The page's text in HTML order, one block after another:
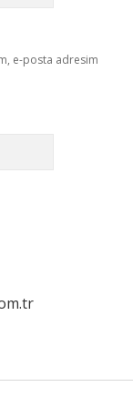
e-posta adresim